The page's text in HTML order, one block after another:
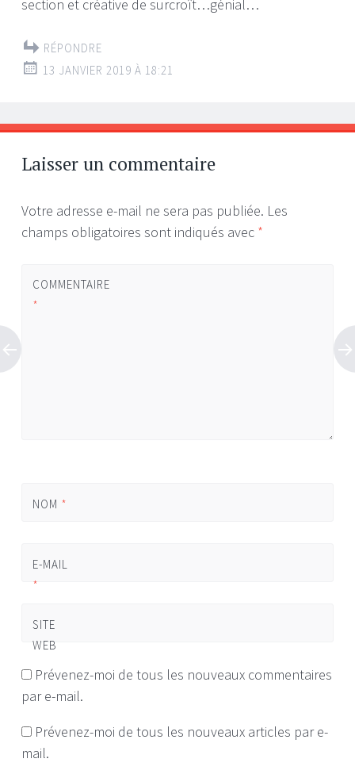
section et créative de surcroît…génial…
RÉPONDRE
13 JANVIER 2019 À 18:21
Laisser un commentaire
Votre adresse e-mail ne sera pas publiée. Les
champs obligatoires sont indiqués avec *
COMMENTAIRE
*
NOM *
E-MAIL
*
SITE
WEB
Prévenez-moi de tous les nouveaux commentaires
par e-mail.
Prévenez-moi de tous les nouveaux articles par e-
mail.